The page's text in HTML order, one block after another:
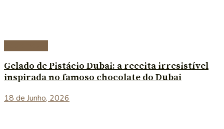
Gelado de Pistácio Dubai: a receita irresistível
inspirada no famoso chocolate do Dubai
18 de Junho, 2026